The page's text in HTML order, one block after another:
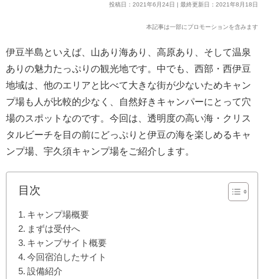
投稿日：2021年6月24日 | 最終更新日：2021年8月18日
本記事は一部にプロモーションを含みます
伊豆半島といえば、山あり海あり、高原あり、そして温泉
ありの魅力たっぷりの観光地です。中でも、西部・西伊豆
地域は、他のエリアと比べて大きな街が少ないためキャン
プ場も人が比較的少なく、自然好きキャンパーにとって穴
場のスポットなのです。今回は、透明度の高い海・クリス
タルビーチを目の前にどっぷりと伊豆の海を楽しめるキャ
ンプ場、宇久須キャンプ場をご紹介します。
目次
キャンプ場概要
まずは受付へ
キャンプサイト概要
今回宿泊したサイト
設備紹介